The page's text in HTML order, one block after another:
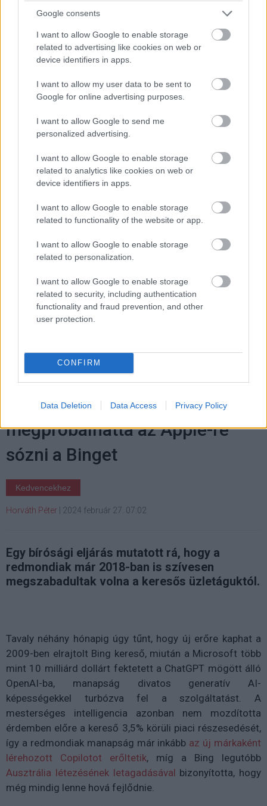
Google consents
I want to allow Google to enable storage
related to advertising like cookies on web or
device identifiers in apps.
I want to allow my user data to be sent to
Google for online advertising purposes.
I want to allow Google to send me
personalized advertising.
I want to allow Google to enable storage
related to analytics like cookies on web or
device identifiers in apps.
I want to allow Google to enable storage
related to functionality of the website or app.
I want to allow Google to enable storage
related to personalization.
I want to allow Google to enable storage
related to security, including authentication
functionality and fraud prevention, and other
user protection.
CONFIRM
Data Deletion Data Access Privacy Policy
okosórára is érkezik, a Ring tulajdonosok pedig bizonyos
egészségügyi célokat is megadhatnak majd, amihez
tippeket kapnak a Galaxy Health alkalmazásban. Fontos
ugyanakkor, hogy a My Vitality Score eléréséhez Galaxy
A Galaxy Ring ára és megjelenési dátuma továbbra is
arra utalt, hogy leghamarabb a Z Fold és Z Flip
hajtogatós mobilok következő, augusztusra várható
frissítésekor debütálhat a gyűrű.
Pulzusméréssel segíti a biztonságos mozgást az új
balatoni kardioösvény (X)
Balatonalmádiban.
#samsung #galaxy #ring
#egészség
#okosgyűrű
#mwc 2024
A Microsoft többször is
megpróbálhatta az Apple-re
sózni a Binget
Kedvencekhez
Horváth Péter 2024 február 27. 07:02
Egy bírósági eljárás mutatott rá, hogy a
redmondiak már 2018-ban is szívesen
megszabadultak volna a keresős üzletáguktól.
Tavaly néhány hónapig úgy tűnt, hogy új erőre kaphat a
2009-ben elrajtolt Bing kereső, miután a Microsoft több
mint 10 milliárd dollárt fektetett a ChatGPT mögött álló
OpenAI-ba, manapság divatos generatív AI-
képességekkel turbózva fel a szolgáltatást. A
mesterséges intelligencia azonban nem mozdította
érdemben előre a kereső 3,5% körüli piaci részesedését,
így a redmondiak manapság már inkább az új márkaként
lérehozott Copilotot erőltetik, míg a Bing legutóbb
Ausztrália létezésének letagadásával bizonyította, hogy
még mindig lenne hová fejlődnie.